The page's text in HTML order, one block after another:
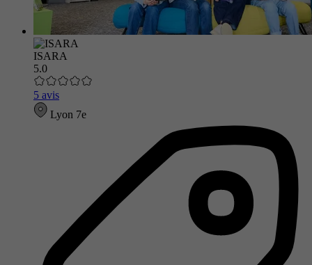
ISARA
5.0
5 avis
Lyon 7e